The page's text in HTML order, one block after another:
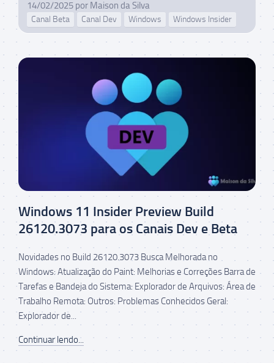
14/02/2025 por Maison da Silva
Canal Beta Canal Dev Windows Windows Insider
Windows 11 Insider Preview Build
26120.3073 para os Canais Dev e Beta
Novidades no Build 26120.3073 Busca Melhorada no
Windows: Atualização do Paint: Melhorias e Correções Barra de
Tarefas e Bandeja do Sistema: Explorador de Arquivos: Área de
Trabalho Remota: Outros: Problemas Conhecidos Geral:
Explorador de...
Continuar lendo...